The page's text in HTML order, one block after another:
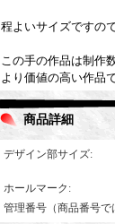
程よいサイズですの
この手の作品は制作
より価値の高い作品で
商品詳細
デザイン部サイズ:
ホールマーク :
管理番号（商品番号で